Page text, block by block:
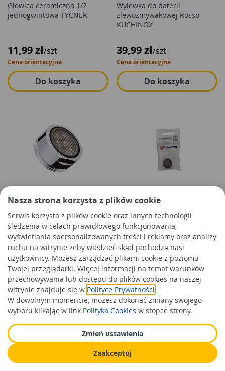
Nasza strona korzysta z plików cookie
Serwis korzysta z plików cookie oraz innych technologii
śledzenia w celach prawidłowego funkcjonowania,
wyświetlania spersonalizowanych treści i reklamy oraz analizy
ruchu na witrynie żeby wiedzieć skąd pochodzą nasi
użytkownicy. Możesz zarządzać plikami cookie z poziomu
Twojej przeglądarki. Więcej informacji na temat warunków
przechowywania lub dostępu do plików cookies na naszej
witrynie znajduje się w Polityce Prywatności
W dowolnym momencie, możesz dokonać zmiany swojego
wyboru klikając w link Polityka Cookies w stopce strony.
Zmień ustawienia
Zaakceptuj
Głowica ceramiczna 1/2
jednogwintowa TYCNER
11,99 zł/szt
Cena orientacyjna
Do koszyka
Wylewka do baterii
zlewozmywakowej Rosso
KUCHINOX
39,99 zł/szt
Cena orientacyjna
Do koszyka
Perlator do baterii
umywalkowych M24 BISK
17,99 zł/szt
Cena orientacyjna
Do koszyka
Perlator do wylewek baterii
chromowany - wkręcany
WADEP
10,99 zł/szt
Cena orientacyjna
Do koszyka